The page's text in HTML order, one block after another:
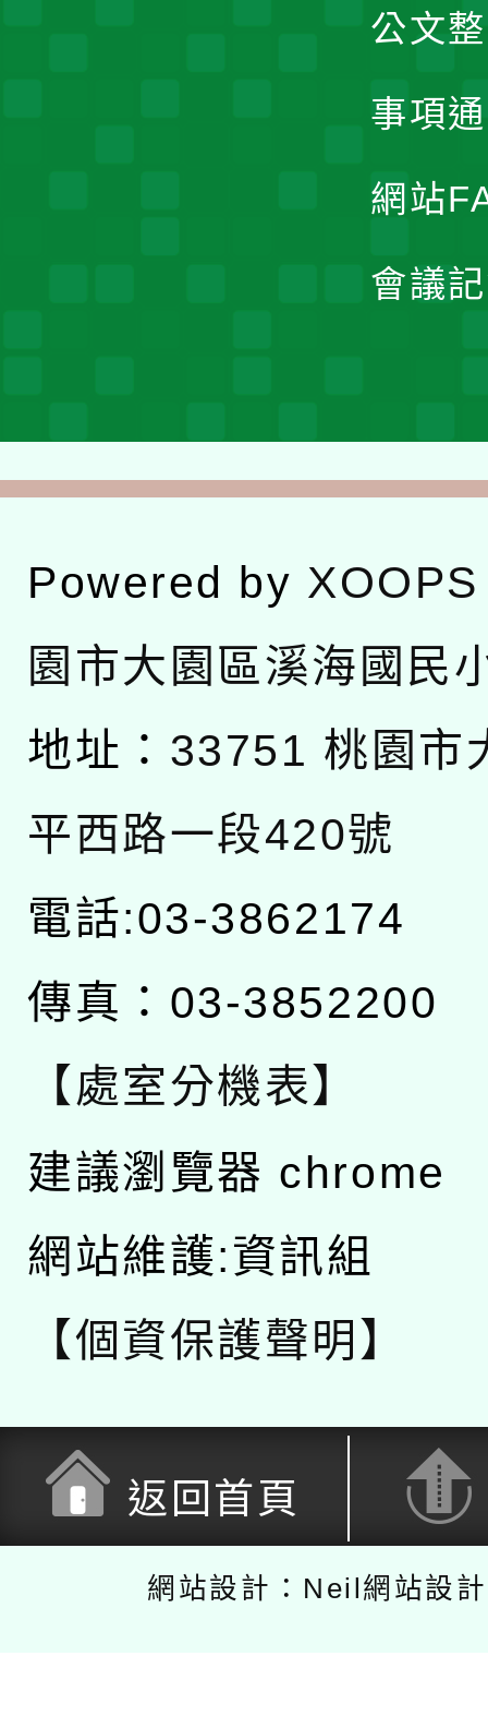
公文
事項
網站
會議
Powered by XOOPS
園市大園區溪海國民
地址： 33751 桃園市
平西路一段420號
電話:03-3862174
傳真：03-3852200
【處室分機表】
建議瀏覽器 chrome
網站維護:資訊組
【個資保護聲明】
返回首頁
網站設計：Neil網站設